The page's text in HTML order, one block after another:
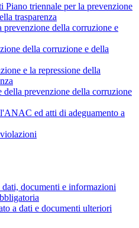
Piano triennale per la prevenzione
trasparenza
prevenzione della corruzione e
della corruzione e della
e la repressione della
della prevenzione della corruzione
ed atti di adeguamento a
documenti e informazioni
a dati e documenti ulteriori